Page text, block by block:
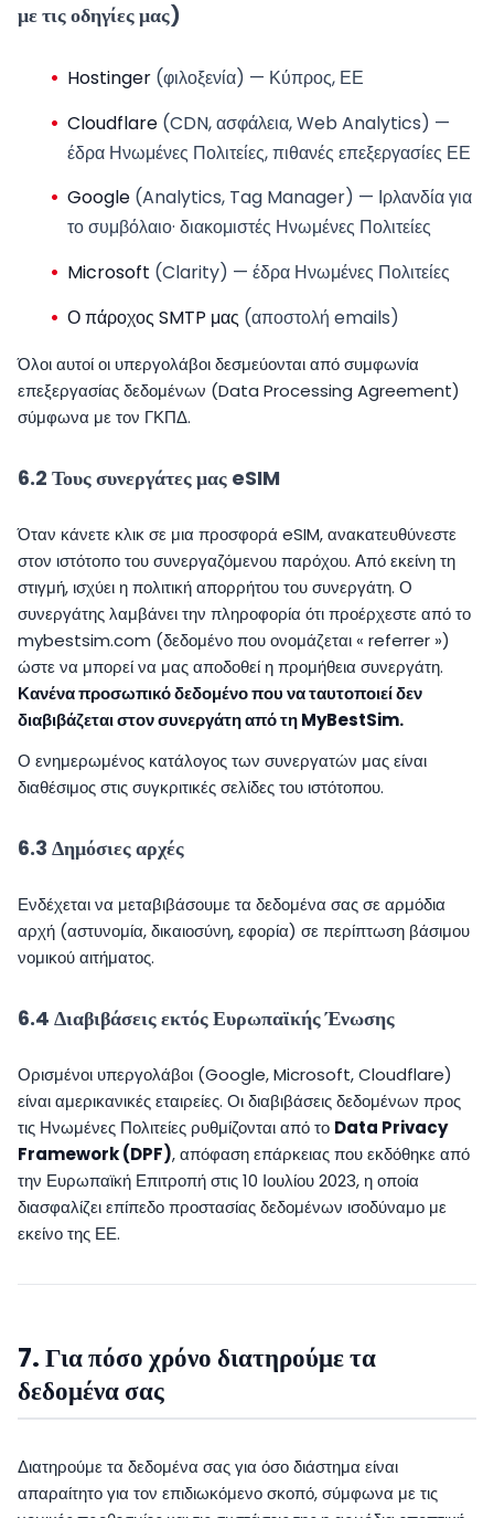
με τις οδηγίες μας)
Hostinger (φιλοξενία) — Κύπρος, ΕΕ
Cloudflare (CDN, ασφάλεια, Web Analytics) —
έδρα Ηνωμένες Πολιτείες, πιθανές επεξεργασίες ΕΕ
Google (Analytics, Tag Manager) — Ιρλανδία για
το συμβόλαιο· διακομιστές Ηνωμένες Πολιτείες
Microsoft (Clarity) — έδρα Ηνωμένες Πολιτείες
Ο πάροχος SMTP μας (αποστολή emails)
Όλοι αυτοί οι υπεργολάβοι δεσμεύονται από συμφωνία
επεξεργασίας δεδομένων (Data Processing Agreement)
σύμφωνα με τον ΓΚΠΔ.
6.2 Τους συνεργάτες μας eSIM
Όταν κάνετε κλικ σε μια προσφορά eSIM, ανακατευθύνεστε
στον ιστότοπο του συνεργαζόμενου παρόχου. Από εκείνη τη
στιγμή, ισχύει η πολιτική απορρήτου του συνεργάτη. Ο
συνεργάτης λαμβάνει την πληροφορία ότι προέρχεστε από το
mybestsim.com (δεδομένο που ονομάζεται « referrer »)
ώστε να μπορεί να μας αποδοθεί η προμήθεια συνεργάτη.
Κανένα προσωπικό δεδομένο που να ταυτοποιεί δεν
διαβιβάζεται στον συνεργάτη από τη MyBestSim.
Ο ενημερωμένος κατάλογος των συνεργατών μας είναι
διαθέσιμος στις συγκριτικές σελίδες του ιστότοπου.
6.3 Δημόσιες αρχές
Ενδέχεται να μεταβιβάσουμε τα δεδομένα σας σε αρμόδια
αρχή (αστυνομία, δικαιοσύνη, εφορία) σε περίπτωση βάσιμου
νομικού αιτήματος.
6.4 Διαβιβάσεις εκτός Ευρωπαϊκής Ένωσης
Ορισμένοι υπεργολάβοι (Google, Microsoft, Cloudflare)
είναι αμερικανικές εταιρείες. Οι διαβιβάσεις δεδομένων προς
τις Ηνωμένες Πολιτείες ρυθμίζονται από το Data Privacy
Framework (DPF), απόφαση επάρκειας που εκδόθηκε από
την Ευρωπαϊκή Επιτροπή στις 10 Ιουλίου 2023, η οποία
διασφαλίζει επίπεδο προστασίας δεδομένων ισοδύναμο με
εκείνο της ΕΕ.
7. Για πόσο χρόνο διατηρούμε τα
δεδομένα σας
Διατηρούμε τα δεδομένα σας για όσο διάστημα είναι
απαραίτητο για τον επιδιωκόμενο σκοπό, σύμφωνα με τις